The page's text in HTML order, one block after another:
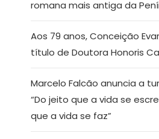
romana mais antiga da
Aos 79 anos, Conceição
título de Doutora Honoris
Marcelo Falcão anuncia a
“Do jeito que a vida se
que a vida se faz”